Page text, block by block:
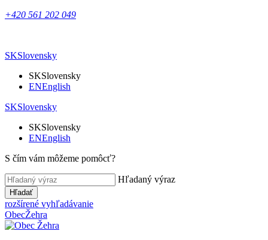
+420 561 202 049
SKSlovensky
SKSlovensky
ENEnglish
SKSlovensky
SKSlovensky
ENEnglish
S čím vám môžeme pomôcť?
Hľadaný výraz
Hľadať
rozšírené vyhľadávanie
ObecŽehra